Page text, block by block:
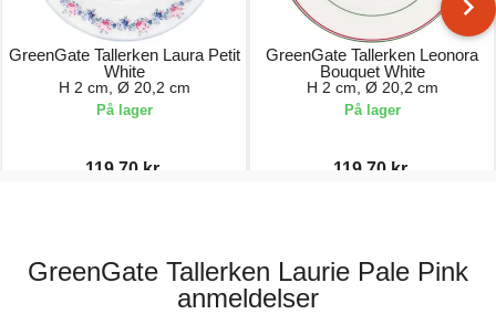
GreenGate Tallerken Laura Petit
White
H 2 cm, Ø 20,2 cm
På lager
119,70 kr.
GreenGate Tallerken Leonora
Bouquet White
H 2 cm, Ø 20,2 cm
På lager
119,70 kr.
GreenGate Tallerken Laurie Pale Pink
anmeldelser